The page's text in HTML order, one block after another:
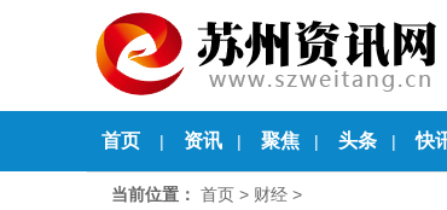
首页 | 资讯 | 聚焦 | 头条 | 快
当前位置： 首页 > 财经 >